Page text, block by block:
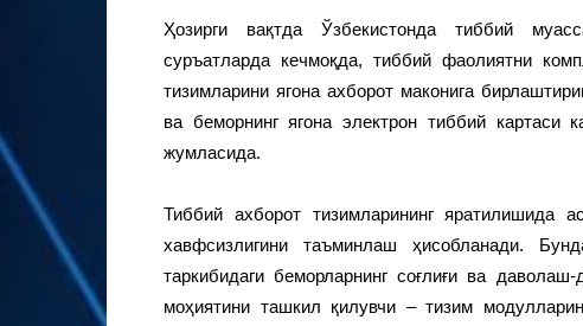
Ҳозирги вақтда Ўзбекистонда тиббий
суръатларда кечмоқда, тиббий фаолиятни
тизимларини ягона ахборот маконига
ва беморнинг ягона электрон тиббий картаси
жумласида.
Тиббий ахборот тизимларининг яратилишида
хавфсизлигини таъминлаш ҳисобланади.
таркибидаги беморларнинг соғлиғи ва
моҳиятини ташкил қилувчи – тизим